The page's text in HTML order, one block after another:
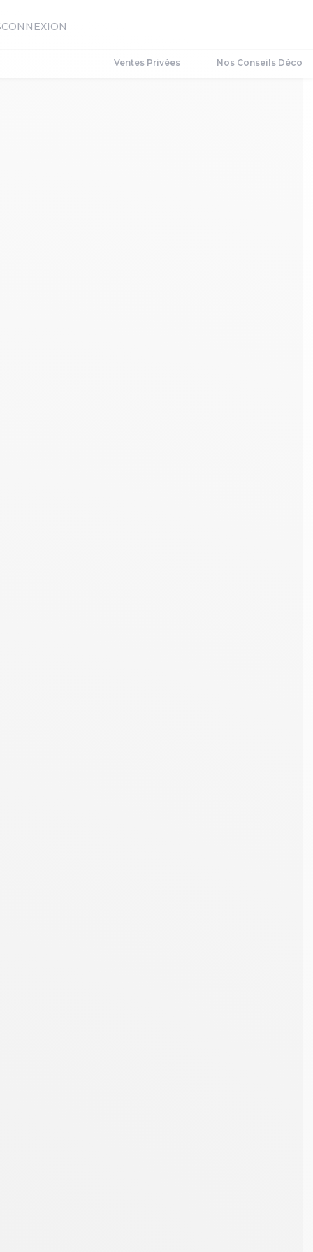
CONNEXION
Ventes Privées Nos Conseils Déco